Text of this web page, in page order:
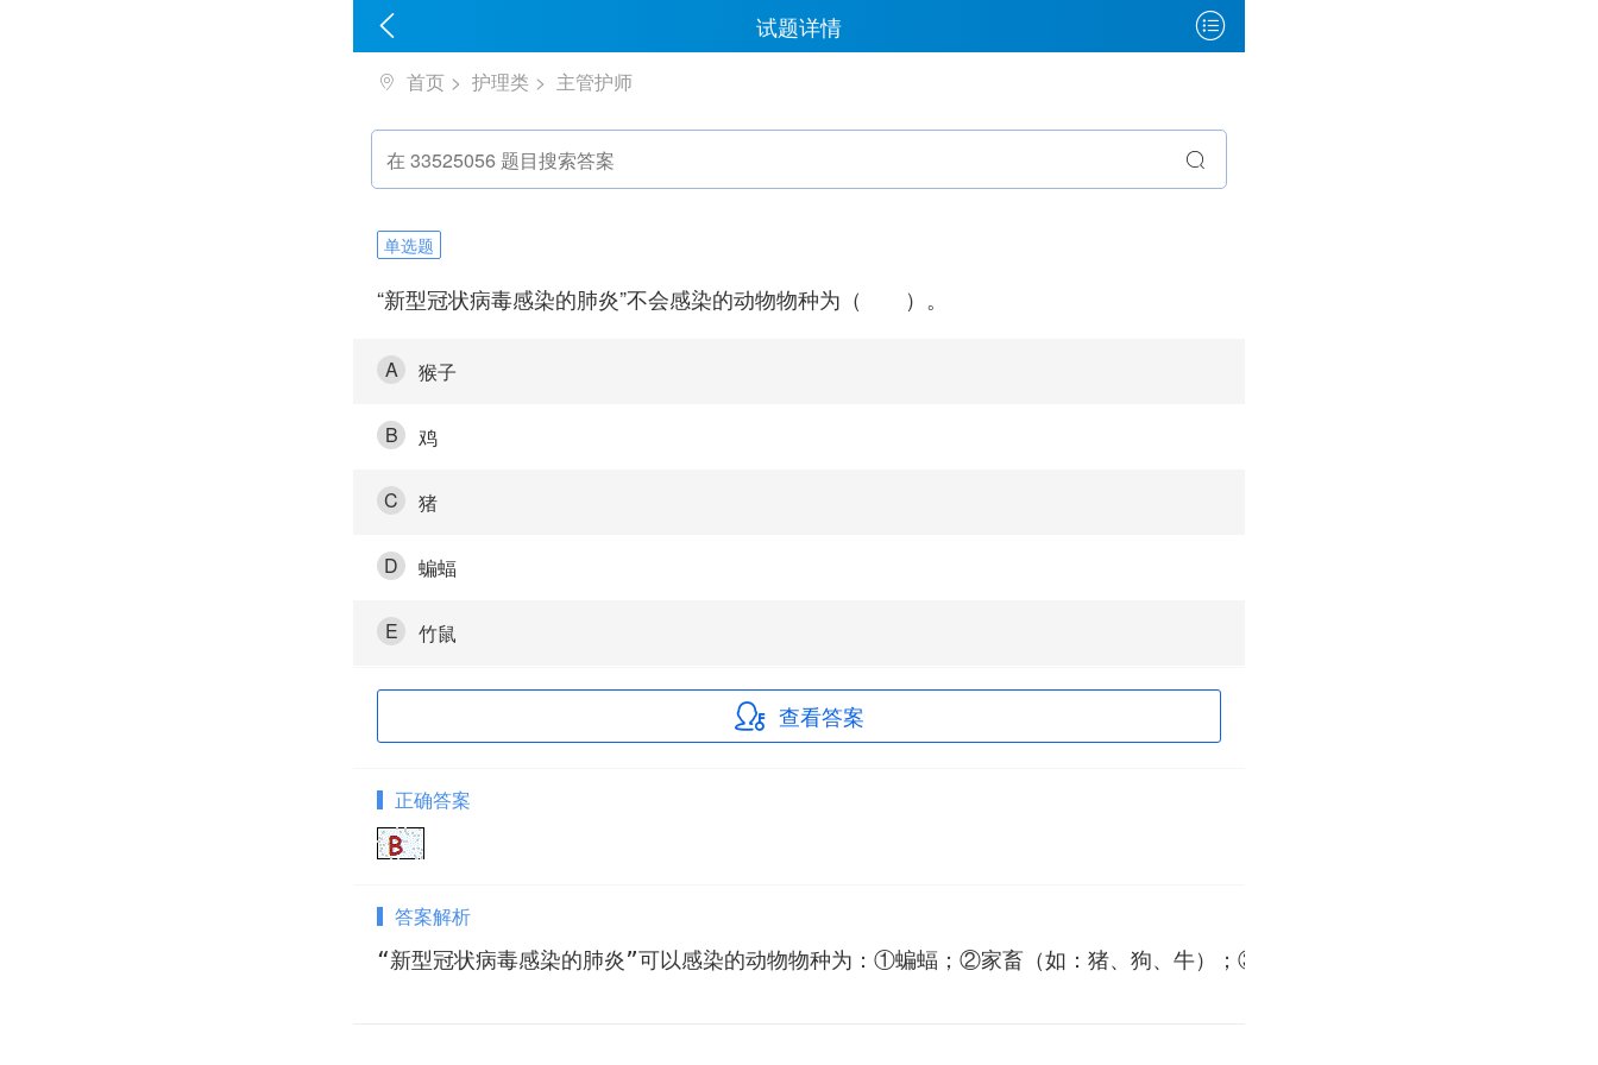
试题详情
首页 护理类 主管护师
单选题
“新型冠状病毒感染的肺炎”不会感染的动物物种为（ ）。
A 猴子
B 鸡
C 猪
D 蝙蝠
E 竹鼠
查看答案
正确答案
答案解析
“新型冠状病毒感染的肺炎”可以感染的动物物种为：①蝙蝠；②家畜（如：猪、狗、牛）；③野生动物（如：猴子、山羊、果子